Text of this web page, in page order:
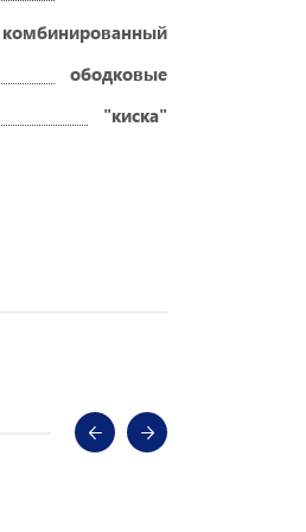
комбинированный
ободковые
"киска"